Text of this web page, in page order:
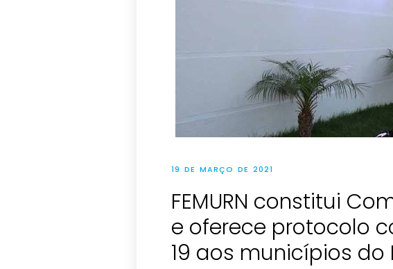
19 DE MARÇO DE 2021
FEMURN constitui
e oferece protocolo
19 aos municípios do